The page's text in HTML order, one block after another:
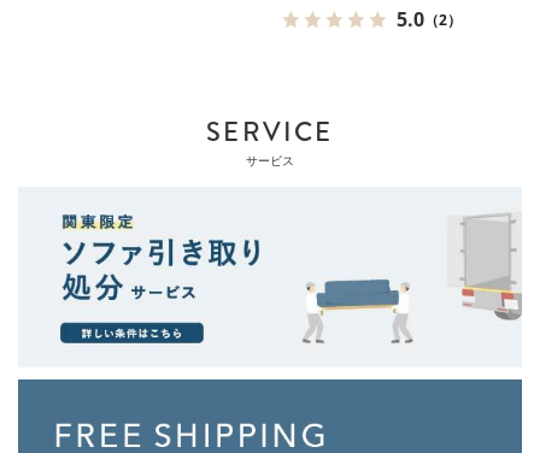
5.0 （2）
SERVICE
サービス